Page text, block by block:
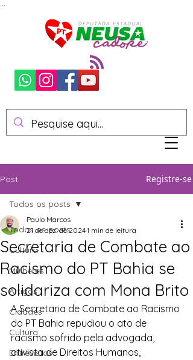
Post Registre-se
Todos os posts
Cultura
Mulheres
Artigos
Cidades
Cultura
Entrevistas
Todos os posts
Secretaria de Combate ao
Racismo do PT Bahia se
solidariza com Mona Brito
Paulo Marcos
21 de dez. de 20241 min de leitura
A Secretaria de Combate ao Racismo
do PT Bahia repudiou o ato de
racismo sofrido pela advogada,
ativista de Direitos Humanos,